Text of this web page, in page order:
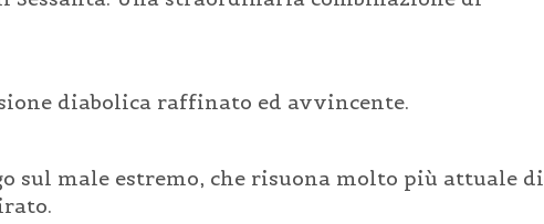
diabolica raffinato ed avvincente.
sul male estremo, che risuona molto più attuale di